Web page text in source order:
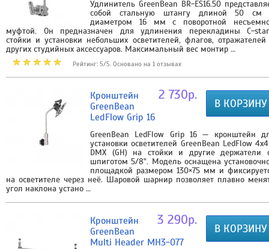
Удлинитель GreenBean BR-ES16.50
собой стальную штангу длиной 50 см
диаметром 16 мм с поворотной
муфтой. Он предназначен для удлинения перекладины С-
стойки и установки небольших осветителей, флагов,
других студийных аксессуаров. Максимальный вес монтир …
Рейтинг: 5/5. Основано на 1 отзывах
В КОРЗИНУ
2 730р.
Кронштейн
GreenBean
LedFlow Grip 16
GreenBean LedFlow Grip 16 — кронштейн
установки осветителей GreenBean LedFlow
DMX (GH) на стойки и другие держатели
шпиготом 5/8". Модель оснащена
площадкой размером 130×75 мм и
на осветителе через неё. Шаровой шарнир позволяет плавно
угол наклона устано …
В КОРЗИНУ
3 290р.
Кронштейн
GreenBean
Multi Header MH3-077